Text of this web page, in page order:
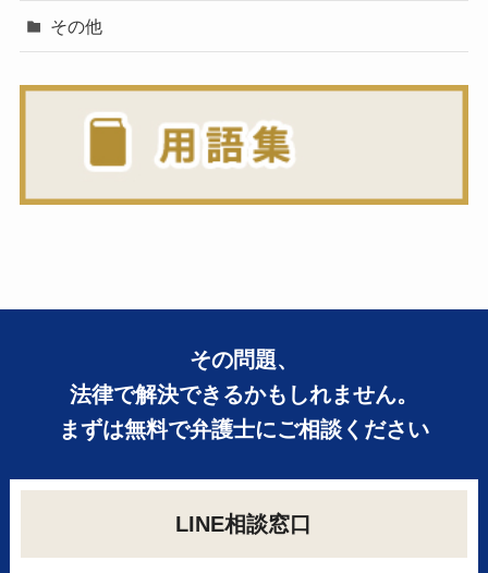
その他
その問題、
法律で解決できるかもしれません。
まずは無料で弁護士にご相談ください
LINE相談窓口